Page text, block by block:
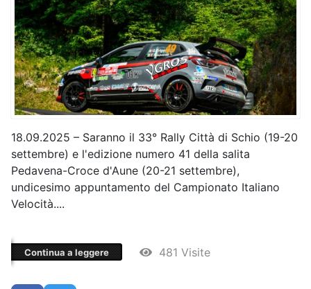
18.09.2025 – Saranno il 33° Rally Città di Schio (19-20
settembre) e l'edizione numero 41 della salita
Pedavena-Croce d'Aune (20-21 settembre),
undicesimo appuntamento del Campionato Italiano
Velocità....
Continua a leggere 481 Visite